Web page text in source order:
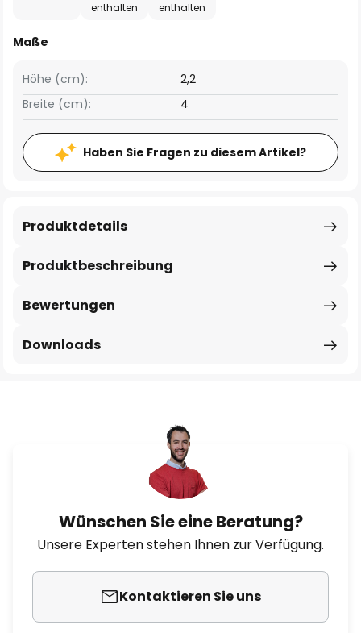
enthalten
enthalten
Maße
Breite (cm): 4
Höhe (cm): 2,2
Haben Sie Fragen zu diesem Artikel?
Produktbeschreibung
Produktdetails
Bewertungen
Downloads
Wünschen Sie eine Beratung?
Unsere Experten stehen Ihnen zur Verfügung.
Kontaktieren Sie uns